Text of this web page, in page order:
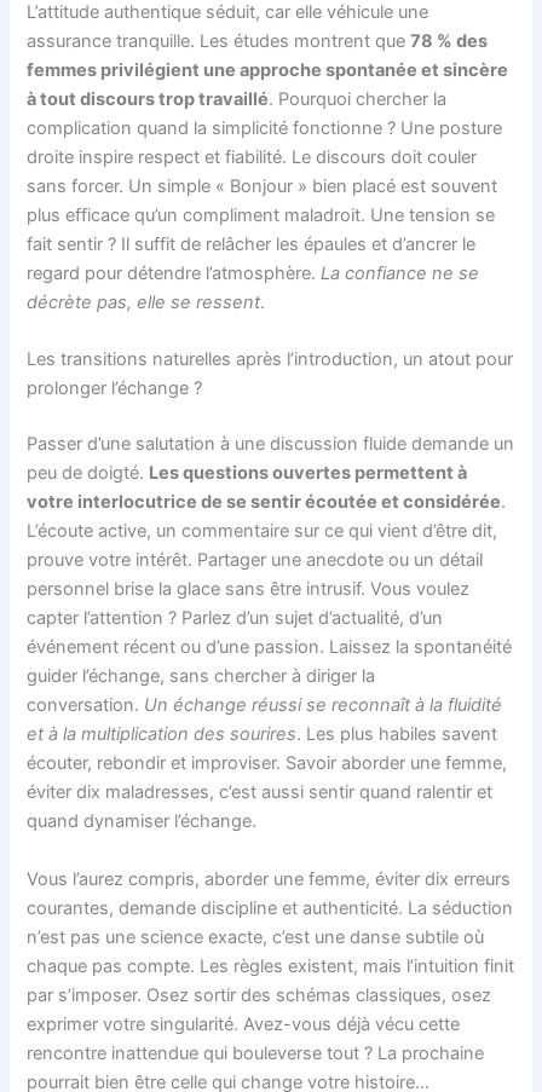
L’attitude authentique séduit, car elle véhicule une
assurance tranquille. Les études montrent que78 % des
femmes privilégient une approche spontanée et sincère
à tout discours trop travaillé. Pourquoi chercher la
complication quand la simplicité fonctionne ? Une posture
droite inspire respect et fiabilité. Le discours doit couler
sans forcer. Un simple « Bonjour » bien placé est souvent
plus efficace qu’un compliment maladroit. Une tension se
fait sentir ? Il suffit de relâcher les épaules et d’ancrer le
regard pour détendre l’atmosphère.La confiance ne se
décrète pas, elle se ressent.
Les transitions naturelles après l’introduction, un atout pour
prolonger l’échange ?
Passer d’une salutation à une discussion fluide demande un
peu de doigté. Les questions ouvertes permettent à
votre interlocutrice de se sentir écoutée et considérée.
L’écoute active, un commentaire sur ce qui vient d’être dit,
prouve votre intérêt. Partager une anecdote ou un détail
personnel brise la glace sans être intrusif. Vous voulez
capter l’attention ? Parlez d’un sujet d’actualité, d’un
événement récent ou d’une passion. Laissez la spontanéité
guider l’échange, sans chercher à diriger la
conversation. Un échange réussi se reconnaît à la fluidité
et à la multiplication des sourires. Les plus habiles savent
écouter, rebondir et improviser. Savoir aborder une femme,
éviter dix maladresses, c’est aussi sentir quand ralentir et
quand dynamiser l’échange.
Vous l’aurez compris, aborder une femme, éviter dix erreurs
courantes, demande discipline et authenticité. La séduction
n’est pas une science exacte, c’est une danse subtile où
chaque pas compte. Les règles existent, mais l’intuition finit
par s’imposer. Osez sortir des schémas classiques, osez
exprimer votre singularité. Avez-vous déjà vécu cette
rencontre inattendue qui bouleverse tout ? La prochaine
pourrait bien être celle qui change votre histoire…